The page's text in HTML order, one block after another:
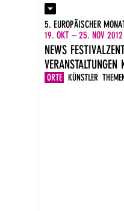
Kontakt
Presse
Impressum
DE
EN
5. EUROPÄISCHER
19. OKT – 25. NOV 2012
NEWS
ORTE KÜNSTLER
VERANSTALTUNGEN